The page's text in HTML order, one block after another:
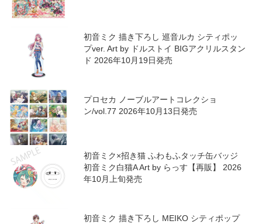
初音ミク 描き下ろし 巡音ルカ シティポッ
プver. Art by ドルストイ BIGアクリルスタン
ド 2026年10月19日発売
プロセカ ノーブルアートコレクショ
ン/vol.77 2026年10月13日発売
初音ミク×招き猫 ふわもふタッチ缶バッジ
初音ミク白猫A Art by らっす【再販】 2026
年10月上旬発売
初音ミク 描き下ろし MEIKO シティポップ